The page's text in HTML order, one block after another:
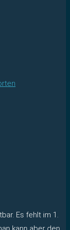
Es fehlt im 1.